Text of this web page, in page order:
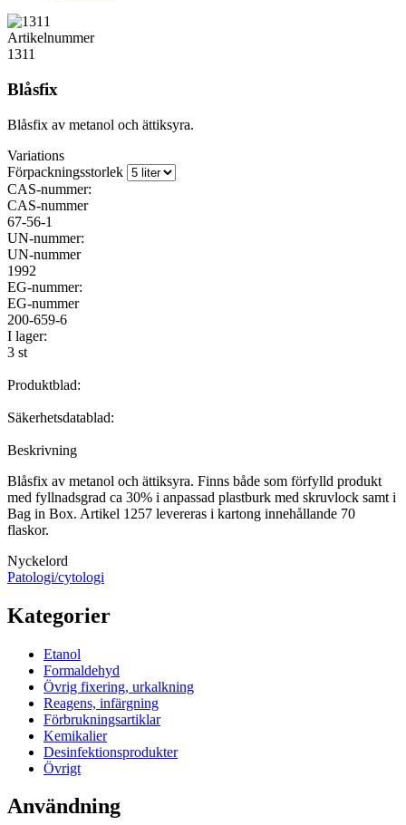
Artikelnummer
1311
Blåsfix
Blåsfix av metanol och ättiksyra.
Variations
Förpackningsstorlek
CAS-nummer:
CAS-nummer
67-56-1
UN-nummer:
UN-nummer
1992
EG-nummer:
EG-nummer
200-659-6
I lager:
3 st
Produktblad:
Säkerhetsdatablad:
Beskrivning
Blåsfix av metanol och ättiksyra. Finns både som förfylld produkt
med fyllnadsgrad ca 30% i anpassad plastburk med skruvlock samt i
Bag in Box. Artikel 1257 levereras i kartong innehållande 70
flaskor.
Nyckelord
Patologi/cytologi
Kategorier
Etanol
Formaldehyd
Övrig fixering, urkalkning
Reagens, infärgning
Förbrukningsartiklar
Kemikalier
Desinfektionsprodukter
Övrigt
Användning